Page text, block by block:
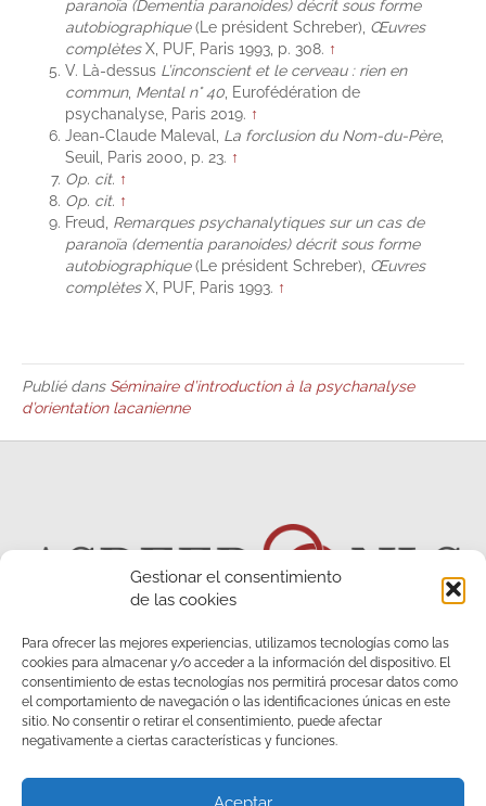
Gestionar el consentimiento
de las cookies
Para ofrecer las mejores experiencias, utilizamos tecnologías como las
cookies para almacenar y/o acceder a la información del dispositivo. El
consentimiento de estas tecnologías nos permitirá procesar datos como
el comportamiento de navegación o las identificaciones únicas en este
sitio. No consentir o retirar el consentimiento, puede afectar
negativamente a ciertas características y funciones.
paranoïa (Dementia paranoides) décrit sous forme
autobiographique(Le président Schreber), Œuvres
complètesX, PUF, Paris 1993, p. 308. ↑
V. Là-dessus L’inconscient et le cerveau : rien en
commun, Mental n° 40 , Eurofédération de
psychanalyse, Paris 2019. ↑
Jean-Claude Maleval, La forclusion du Nom-du-Père,
Seuil, Paris 2000, p. 23. ↑
Op. cit. ↑
Op. cit. ↑
Freud, Remarques psychanalytiques sur un cas de
paranoïa (dementia paranoides) décrit sous forme
autobiographique(Le président Schreber), Œuvres
complètesX, PUF, Paris 1993. ↑
Publié dans Séminaire d’introduction à la psychanalyse
d’orientation lacanienne